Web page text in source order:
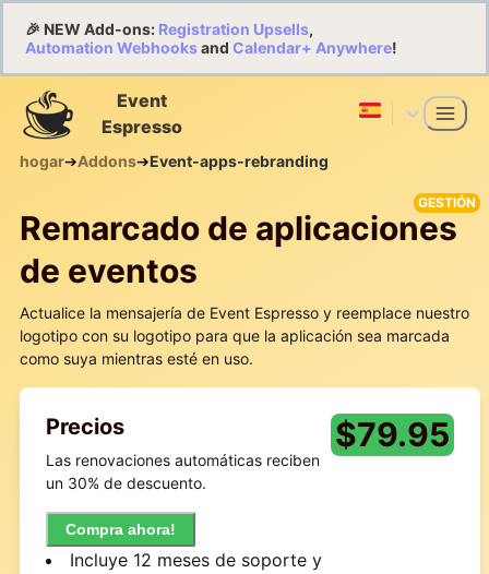
🎉 NEW Add-ons: Registration Upsells,
Automation Webhooksand Calendar+ Anywhere!
Event
Espresso
hogar➔Addons➔Event-apps-rebranding
Remarcado de aplicaciones
de eventos
GESTIÓN
Actualice la mensajería de Event Espresso y reemplace nuestro
logotipo con su logotipo para que la aplicación sea marcada
como suya mientras esté en uso.
Precios
Las renovaciones automáticas reciben
un 30% de descuento.
Compra ahora!
$79.95
Incluye 12 meses de soporte y